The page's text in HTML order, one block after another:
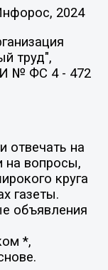
2024
труд",
№ ФС 4 - 472
отвечать на
на вопросы,
круга
газеты.
объявления
*,